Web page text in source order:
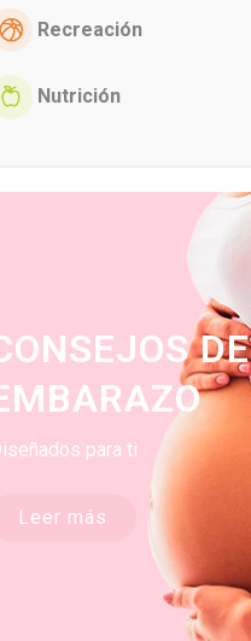
Recreación
Nutrición
DE
para ti
Leer más